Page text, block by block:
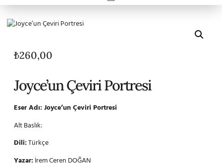
₺260,00
Joyce’un Çeviri Portresi
Eser Adı: Joyce’un Çeviri Portresi
Alt Baslık:
Dili:Türkçe
Yazar:İrem Ceren DOĞAN